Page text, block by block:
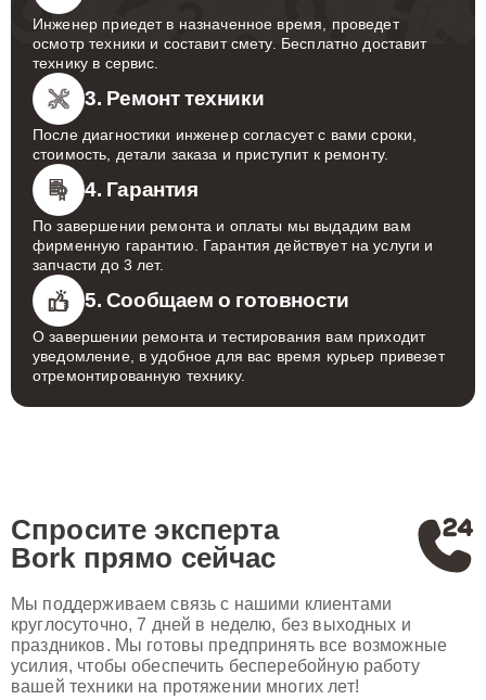
Инженер приедет в назначенное время, проведет
осмотр техники и составит смету. Бесплатно доставит
технику в сервис.
3. Ремонт техники
После диагностики инженер согласует с вами сроки,
стоимость, детали заказа и приступит к ремонту.
4. Гарантия
По завершении ремонта и оплаты мы выдадим вам
фирменную гарантию. Гарантия действует на услуги и
запчасти до 3 лет.
5. Сообщаем о готовности
О завершении ремонта и тестирования вам приходит
уведомление, в удобное для вас время курьер привезет
отремонтированную технику.
Спросите эксперта
Bork прямо сейчас
Мы поддерживаем связь с нашими клиентами
круглосуточно, 7 дней в неделю, без выходных и
праздников. Мы готовы предпринять все возможные
усилия, чтобы обеспечить бесперебойную работу
вашей техники на протяжении многих лет!